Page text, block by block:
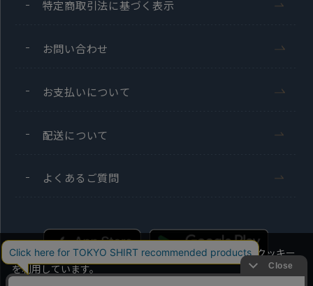
特定商取引法に基づく表示
お問い合わせ
お支払いについて
配送について
よくあるご質問
当社のウェブサイトでは、お客様の利便性向上のためにクッキー
を利用しています。